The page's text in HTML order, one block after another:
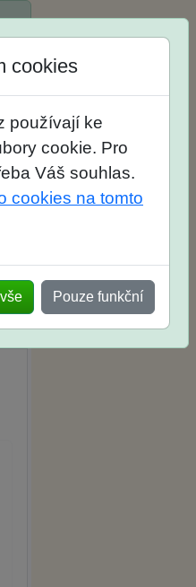
cookies
používají ke
cookie. Pro
Váš souhlas.
cookies na tomto
Pouze funkční